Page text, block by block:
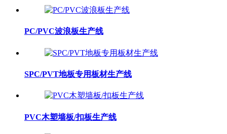
PC/PVC波浪板生产线
SPC/PVT地板专用板材生产线
PVC木塑墙板/扣板生产线